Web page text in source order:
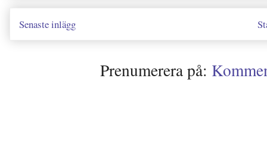
Senaste inlägg
Prenumerera på: